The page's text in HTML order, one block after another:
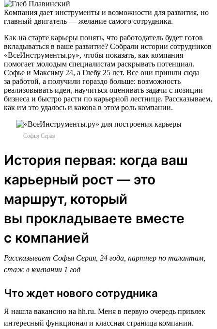
Компания дает инструменты и возможности для развития, но
главный двигатель — желание самого сотрудника.
Как на старте карьеры понять, что работодатель будет готов
вкладываться в ваше развитие? Собрали истории сотрудников
«ВсеИнструменты.ру», чтобы показать, как компания
помогает молодым специалистам раскрывать потенциал.
Софье и Максиму 24, а Глебу 25 лет. Все они пришли сюда
за работой, а получили гораздо больше: возможность
реализовывать идеи, научиться оценивать задачи с позиции
бизнеса и быстро расти по карьерной лестнице. Рассказываем,
как им это удалось и какова в этом роль компании.
Софья Серая
История первая: когда ваш
карьерный рост — это
маршрут, который
вы прокладываете вместе
с компанией
Рассказывает Софья Серая, 24 года, партнер по талантам,
стаж в компании 1 год
Что ждет нового сотрудника
Я нашла вакансию на hh.ru. Меня в первую очередь привлек
интересный функционал и классная страница компании.